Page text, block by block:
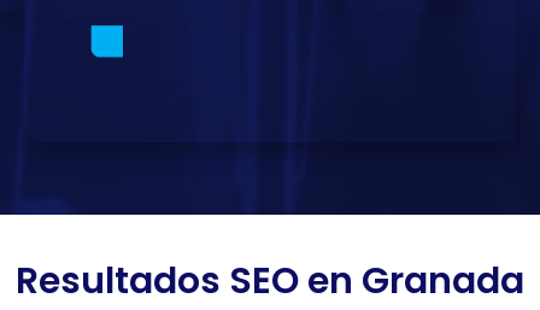
Resultados SEO en Granada